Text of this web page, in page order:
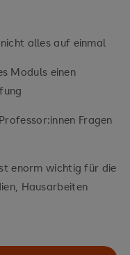
alles auf einmal
Moduls einen
Fragen
enorm wichtig für die
Hausarbeiten